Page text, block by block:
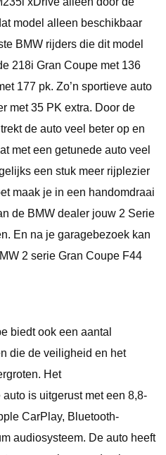
model alleen beschikbaar
BMW rijders die dit model
218i Gran Coupe met 136
177 pk. Zo’n sportieve auto
met 35 PK extra. Door de
de auto veel beter op en
met een getunede auto veel
een stuk meer rijplezier
maak je in een handomdraai
de BMW dealer jouw 2 Serie
En na je garagebezoek kan
2 serie Gran Coupe F44
biedt ook een aantal
die de veiligheid en het
Het
is uitgerust met een 8,8-
CarPlay, Bluetooth-
audiosysteem. De auto heeft